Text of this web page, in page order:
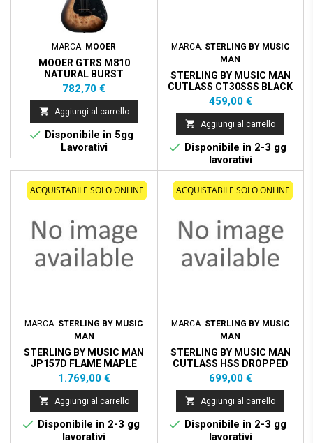
MARCA: MOOER
MOOER GTRS M810
NATURAL BURST
Prezzo
782,70 €
 Aggiungi al carrello
 Disponibile in 5gg
Lavorativi
MARCA: STERLING BY MUSIC
MAN
STERLING BY MUSIC MAN
CUTLASS CT30SSS BLACK
Prezzo
459,00 €
 Aggiungi al carrello
 Disponibile in 2-3 gg
lavorativi
ACQUISTABILE SOLO ONLINE
MARCA: STERLING BY MUSIC
MAN
STERLING BY MUSIC MAN
JP157D FLAME MAPLE
PURPLE NEBULA
Prezzo
1.769,00 €
 Aggiungi al carrello
 Disponibile in 2-3 gg
lavorativi
ACQUISTABILE SOLO ONLINE
MARCA: STERLING BY MUSIC
MAN
STERLING BY MUSIC MAN
CUTLASS HSS DROPPED
COPPER TASTIERA
PALISSANDRO
Prezzo
699,00 €
 Aggiungi al carrello
 Disponibile in 2-3 gg
lavorativi